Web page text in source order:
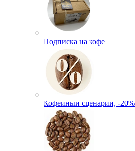
Подписка на кофе
Кофейный сценарий, -20%